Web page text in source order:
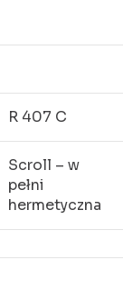
R 407 C
Scroll – w
pełni
hermetyczna